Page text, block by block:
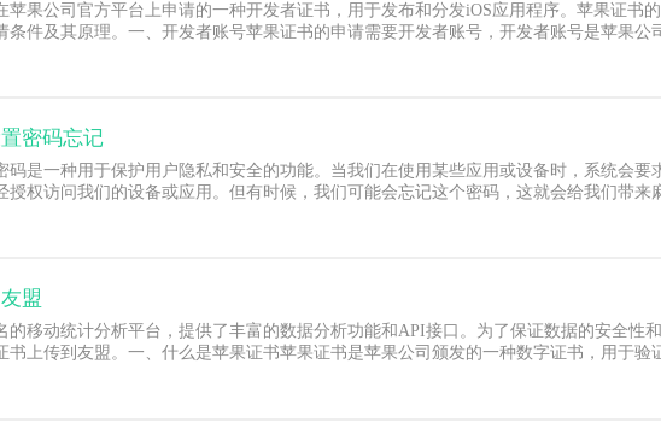
苹果公司官方平台上申请的一种开发者证书，用于发布和分发iOS应用程序。苹果证书
条件及其原理。一、开发者账号苹果证书的申请需要开发者账号，开发者账号是苹果公
密码忘记
码是一种用于保护用户隐私和安全的功能。当我们在使用某些应用或设备时，系统会
授权访问我们的设备或应用。但有时候，我们可能会忘记这个密码，这就会给我们带来
盟
的移动统计分析平台，提供了丰富的数据分析功能和API接口。为了保证数据的安全性
书上传到友盟。一、什么是苹果证书苹果证书是苹果公司颁发的一种数字证书，用于验